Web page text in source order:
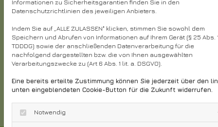
Parodontologie, Chirurgie und Ästhetik. Die
dafür arbeiten wir mit unterschiedlich
ausgerichteten Dentallabors zusammen. Dieses
Vorgehen hat sich bereits seit vielen Jahren
bewährt, denn schließlich geht es um Qualität,
Funktionalität und nicht zuletzt die Optik.
mehr zu unseren Leistungen
Informationen zu Sicherheitsgarantien finden Sie in den
Datenschutzrichtlinien des jeweiligen Anbieters.
Indem Sie auf „ALLE ZULASSEN" klicken, stimmen Sie sowohl dem
Speichern und Abrufen von Informationen auf Ihrem Gerät (§ 25 Abs.
TDDDG) sowie der anschließenden Datenverarbeitung für die
nachfolgend dargestellten bzw. die von Ihnen ausgewählten
Verarbeitungszwecke zu (Art 6 Abs. 1 lit. a. DSGVO).
Eine bereits erteilte Zustimmung können Sie jederzeit über den
unten eingeblendeten Cookie-Button für die Zukunft widerrufen.
Notwendig